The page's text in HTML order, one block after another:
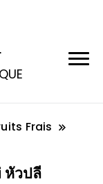
Frais
หัวปลี